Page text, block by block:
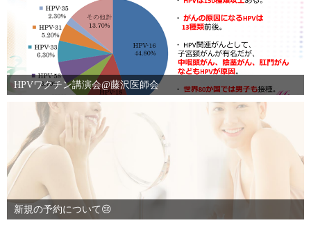
HPVワクチン講演会@藤沢医師会
新規の予約について😢